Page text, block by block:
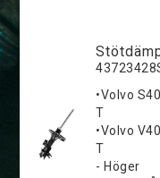
•Volvo
T
•Volvo
T
- Höger